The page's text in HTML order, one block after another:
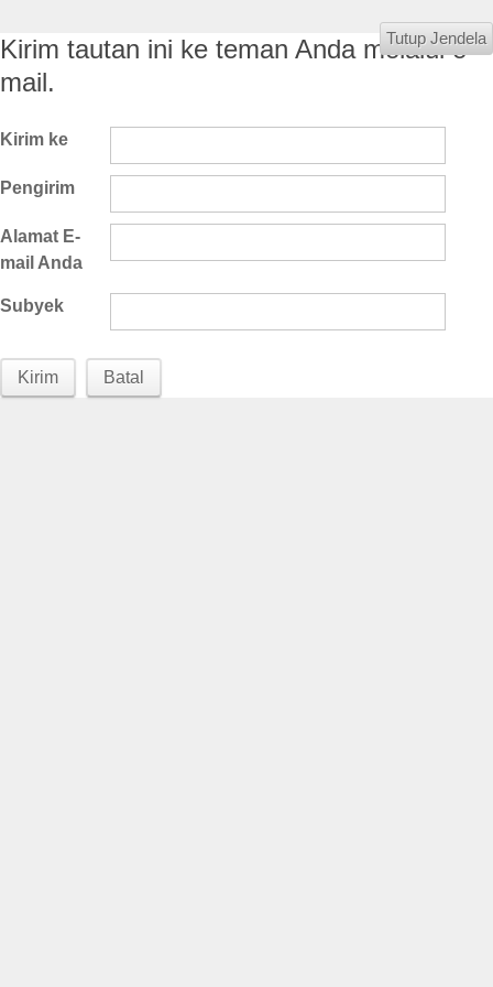
Kirim tautan ini ke teman Anda melalui e-
mail.
Tutup Jendela
Kirim ke
Pengirim
Alamat E-
mail Anda
Subyek
Kirim Batal